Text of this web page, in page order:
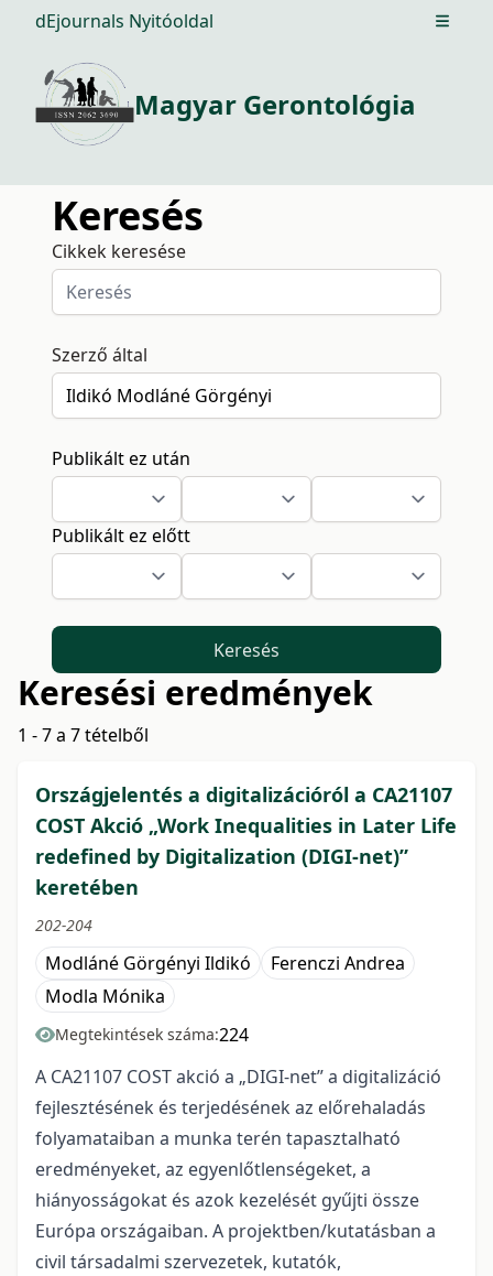
dEjournals Nyitóoldal Open
Magyar Gerontológia
Keresés
Cikkek keresése
Szerző által
Publikált ez után
Publikált ez előtt
Keresés
Keresési eredmények
1 - 7 a 7 tételből
Országjelentés a digitalizációról a CA21107
COST Akció „Work Inequalities in Later Life
redefined by Digitalization (DIGI-net)”
keretében
202-204
Modláné Görgényi Ildikó
Ferenczi Andrea
Modla Mónika
Megtekintések száma:224
A CA21107 COST akció a „DIGI-net” a digitalizáció
fejlesztésének és terjedésének az előrehaladás
folyamataiban a munka terén tapasztalható
eredményeket, az egyenlőtlenségeket, a
hiányosságokat és azok kezelését gyűjti össze
Európa országaiban. A projektben/kutatásban a
civil társadalmi szervezetek, kutatók,